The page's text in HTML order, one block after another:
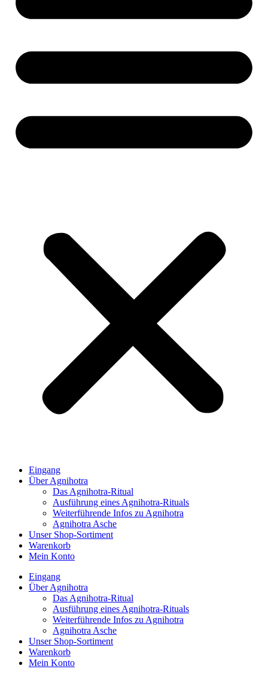
Eingang
Über Agnihotra
Das Agnihotra-Ritual
Ausführung eines Agnihotra-Rituals
Weiterführende Infos zu Agnihotra
Agnihotra Asche
Unser Shop-Sortiment
Warenkorb
Mein Konto
Eingang
Über Agnihotra
Das Agnihotra-Ritual
Ausführung eines Agnihotra-Rituals
Weiterführende Infos zu Agnihotra
Agnihotra Asche
Unser Shop-Sortiment
Warenkorb
Mein Konto